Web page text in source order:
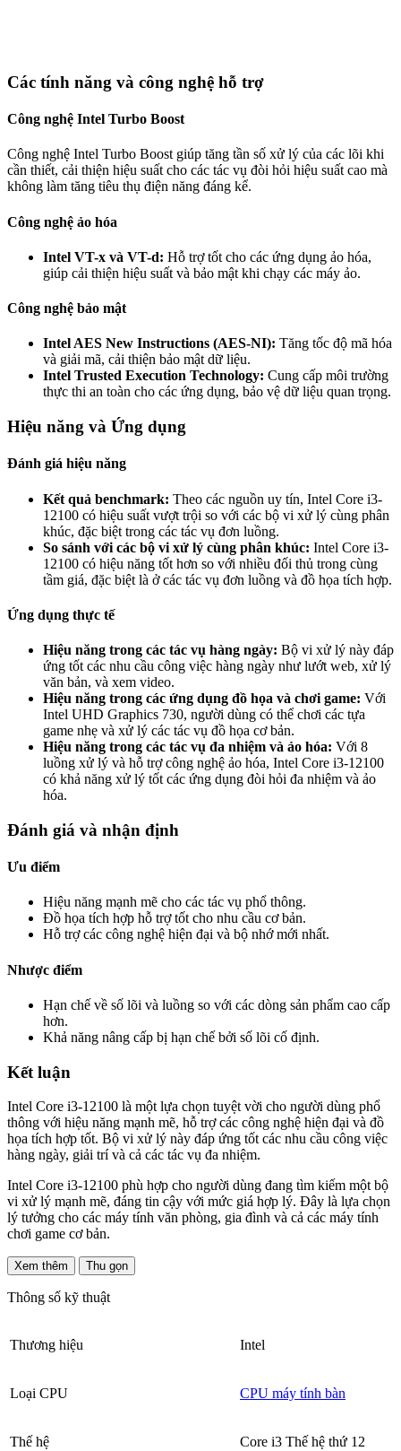
Các tính năng và công nghệ hỗ trợ
Công nghệ Intel Turbo Boost
Công nghệ Intel Turbo Boost giúp tăng tần số xử lý của các lõi khi
cần thiết, cải thiện hiệu suất cho các tác vụ đòi hỏi hiệu suất cao mà
không làm tăng tiêu thụ điện năng đáng kể.
Công nghệ ảo hóa
Intel VT-x và VT-d: Hỗ trợ tốt cho các ứng dụng ảo hóa,
giúp cải thiện hiệu suất và bảo mật khi chạy các máy ảo.
Công nghệ bảo mật
Intel AES New Instructions (AES-NI): Tăng tốc độ mã hóa
và giải mã, cải thiện bảo mật dữ liệu.
Intel Trusted Execution Technology: Cung cấp môi trường
thực thi an toàn cho các ứng dụng, bảo vệ dữ liệu quan trọng.
Hiệu năng và Ứng dụng
Đánh giá hiệu năng
Kết quả benchmark: Theo các nguồn uy tín, Intel Core i3-
12100 có hiệu suất vượt trội so với các bộ vi xử lý cùng phân
khúc, đặc biệt trong các tác vụ đơn luồng.
So sánh với các bộ vi xử lý cùng phân khúc: Intel Core i3-
12100 có hiệu năng tốt hơn so với nhiều đối thủ trong cùng
tầm giá, đặc biệt là ở các tác vụ đơn luồng và đồ họa tích hợp.
Ứng dụng thực tế
Hiệu năng trong các tác vụ hàng ngày: Bộ vi xử lý này đáp
ứng tốt các nhu cầu công việc hàng ngày như lướt web, xử lý
văn bản, và xem video.
Hiệu năng trong các ứng dụng đồ họa và chơi game: Với
Intel UHD Graphics 730, người dùng có thể chơi các tựa
game nhẹ và xử lý các tác vụ đồ họa cơ bản.
Hiệu năng trong các tác vụ đa nhiệm và ảo hóa: Với 8
luồng xử lý và hỗ trợ công nghệ ảo hóa, Intel Core i3-12100
có khả năng xử lý tốt các ứng dụng đòi hỏi đa nhiệm và ảo
hóa.
Đánh giá và nhận định
Ưu điểm
Hiệu năng mạnh mẽ cho các tác vụ phổ thông.
Đồ họa tích hợp hỗ trợ tốt cho nhu cầu cơ bản.
Hỗ trợ các công nghệ hiện đại và bộ nhớ mới nhất.
Nhược điểm
Hạn chế về số lõi và luồng so với các dòng sản phẩm cao cấp
hơn.
Khả năng nâng cấp bị hạn chế bởi số lõi cố định.
Kết luận
Intel Core i3-12100 là một lựa chọn tuyệt vời cho người dùng phổ
thông với hiệu năng mạnh mẽ, hỗ trợ các công nghệ hiện đại và đồ
họa tích hợp tốt. Bộ vi xử lý này đáp ứng tốt các nhu cầu công việc
hàng ngày, giải trí và cả các tác vụ đa nhiệm.
Intel Core i3-12100 phù hợp cho người dùng đang tìm kiếm một bộ
vi xử lý mạnh mẽ, đáng tin cậy với mức giá hợp lý. Đây là lựa chọn
lý tưởng cho các máy tính văn phòng, gia đình và cả các máy tính
chơi game cơ bản.
Xem thêm Thu gọn
Thông số kỹ thuật
Thương hiệu Intel
Loại CPU CPU máy tính bàn
Thế hệ Core i3 Thế hệ thứ 12